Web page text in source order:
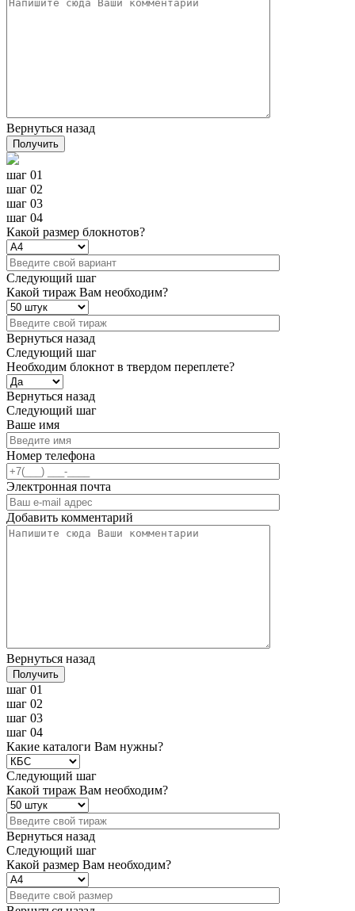
Вернуться назад
Получить
шаг 01
шаг 02
шаг 03
шаг 04
Какой размер блокнотов?
Следующий шаг
Какой тираж Вам необходим?
Вернуться назад
Следующий шаг
Необходим блокнот в твердом переплете?
Вернуться назад
Следующий шаг
Ваше имя
Номер телефона
Электронная почта
Добавить комментарий
Вернуться назад
Получить
шаг 01
шаг 02
шаг 03
шаг 04
Какие каталоги Вам нужны?
Следующий шаг
Какой тираж Вам необходим?
Вернуться назад
Следующий шаг
Какой размер Вам необходим?